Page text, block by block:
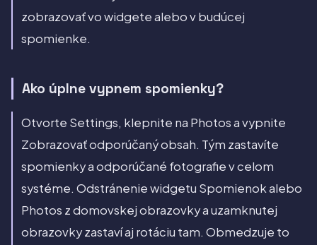
zobrazovať vo widgete alebo v budúcej
spomienke.
Ako úplne vypnem spomienky?
Otvorte Settings, klepnite na Photos a vypnite
Zobrazovať odporúčaný obsah. Tým zastavíte
spomienky a odporúčané fotografie v celom
systéme. Odstránenie widgetu Spomienok alebo
Photos z domovskej obrazovky a uzamknutej
obrazovky zastaví aj rotáciu tam. Obmedzuje to